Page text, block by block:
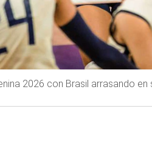
2026 con Brasil arrasando en